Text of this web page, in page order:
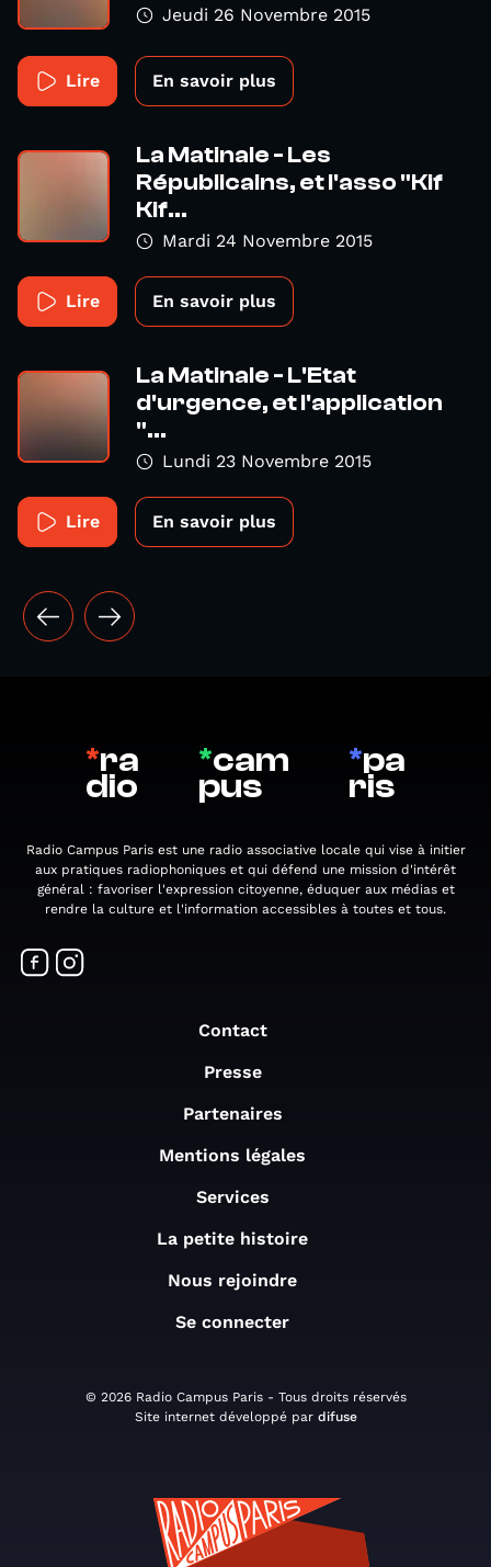
Jeudi 26 Novembre 2015
Lire En savoir plus
La Matinale - Les
Républicains, et l'asso "Kif
Kif...
Mardi 24 Novembre 2015
Lire En savoir plus
La Matinale - L'Etat
d'urgence, et l'application
"...
Lundi 23 Novembre 2015
Lire En savoir plus
*ra
dio
*cam
pus
*pa
ris
Radio Campus Paris est une radio associative locale qui vise à initier
aux pratiques radiophoniques et qui défend une mission d'intérêt
général : favoriser l'expression citoyenne, éduquer aux médias et
rendre la culture et l'information accessibles à toutes et tous.
Contact
Presse
Partenaires
Mentions légales
Services
La petite histoire
Nous rejoindre
Se connecter
© 2026 Radio Campus Paris - Tous droits réservés
Site internet développé par difuse